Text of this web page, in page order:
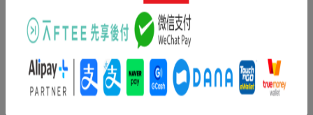
著者情報（「BOOK」データベースより）
いぬいさえこ（イヌイサエコ）
フリーのイラストレーターとして１０年以上活動（本データはこ
の書籍が刊行された当時に掲載されていたものです）